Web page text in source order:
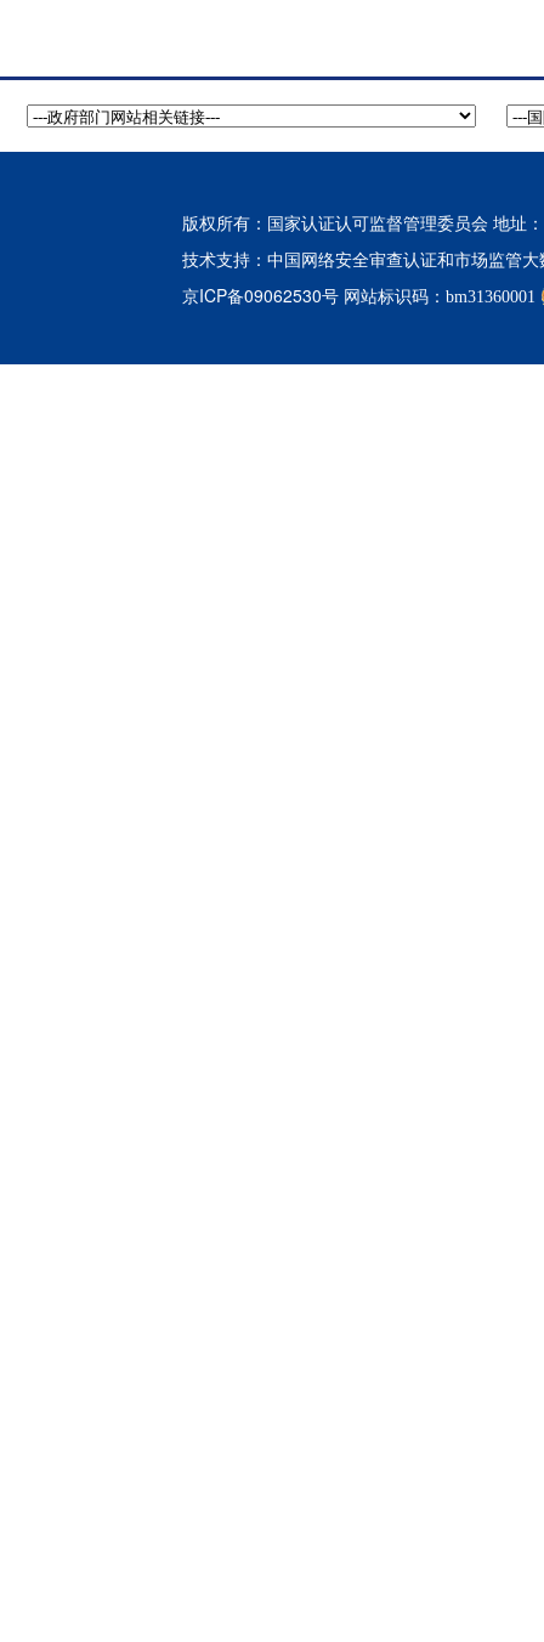
版权所有：国家认证认可监督管理委员会 地址
技术支持： 中国网络安全审查认证和市场监管
京ICP备09062530号 网站标识码：bm31360001